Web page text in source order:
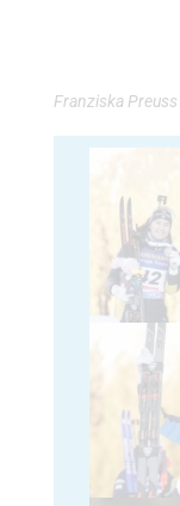
Franziska